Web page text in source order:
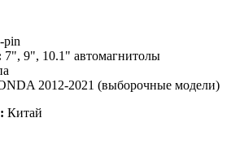
pin
7", 9", 10.1" автомагнитолы
2012-2021 (выборочные модели)
Китай